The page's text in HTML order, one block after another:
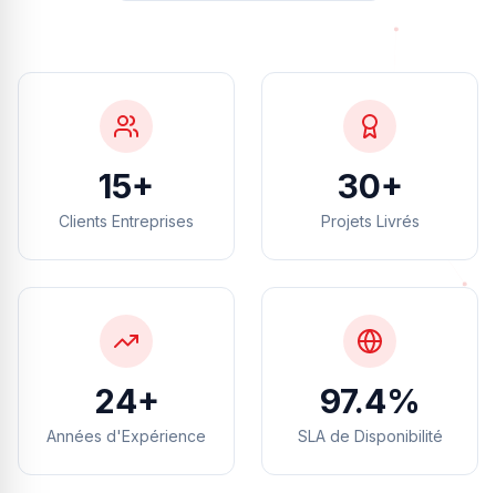
15+
Clients Entreprises
30+
Projets Livrés
25+
Années d'Expérience
99.7%
SLA de Disponibilité